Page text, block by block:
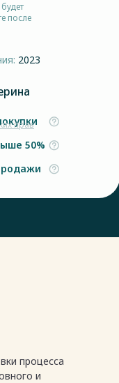
после
2023
прав
50%
процесса
и